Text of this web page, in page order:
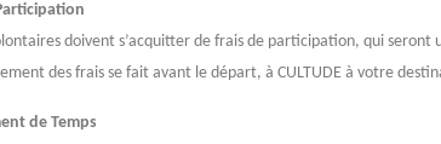
doivent s’acquitter de frais de participation, qui
des frais se fait avant le départ, à CULTUDE à votre
de Temps